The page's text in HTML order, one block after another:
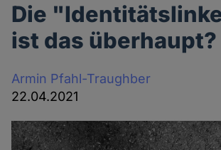
Die
ist das überhaupt?
Armin Pfahl-Traughber
22.04.2021